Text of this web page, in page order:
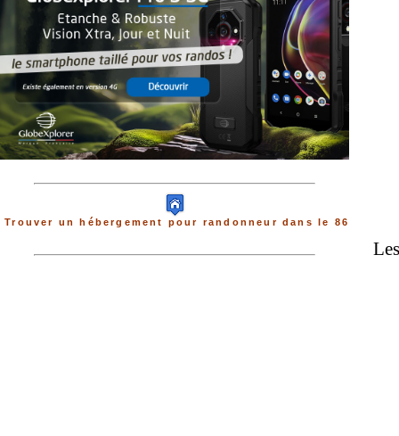
Trouver un hébergement pour randonneur dans le 86